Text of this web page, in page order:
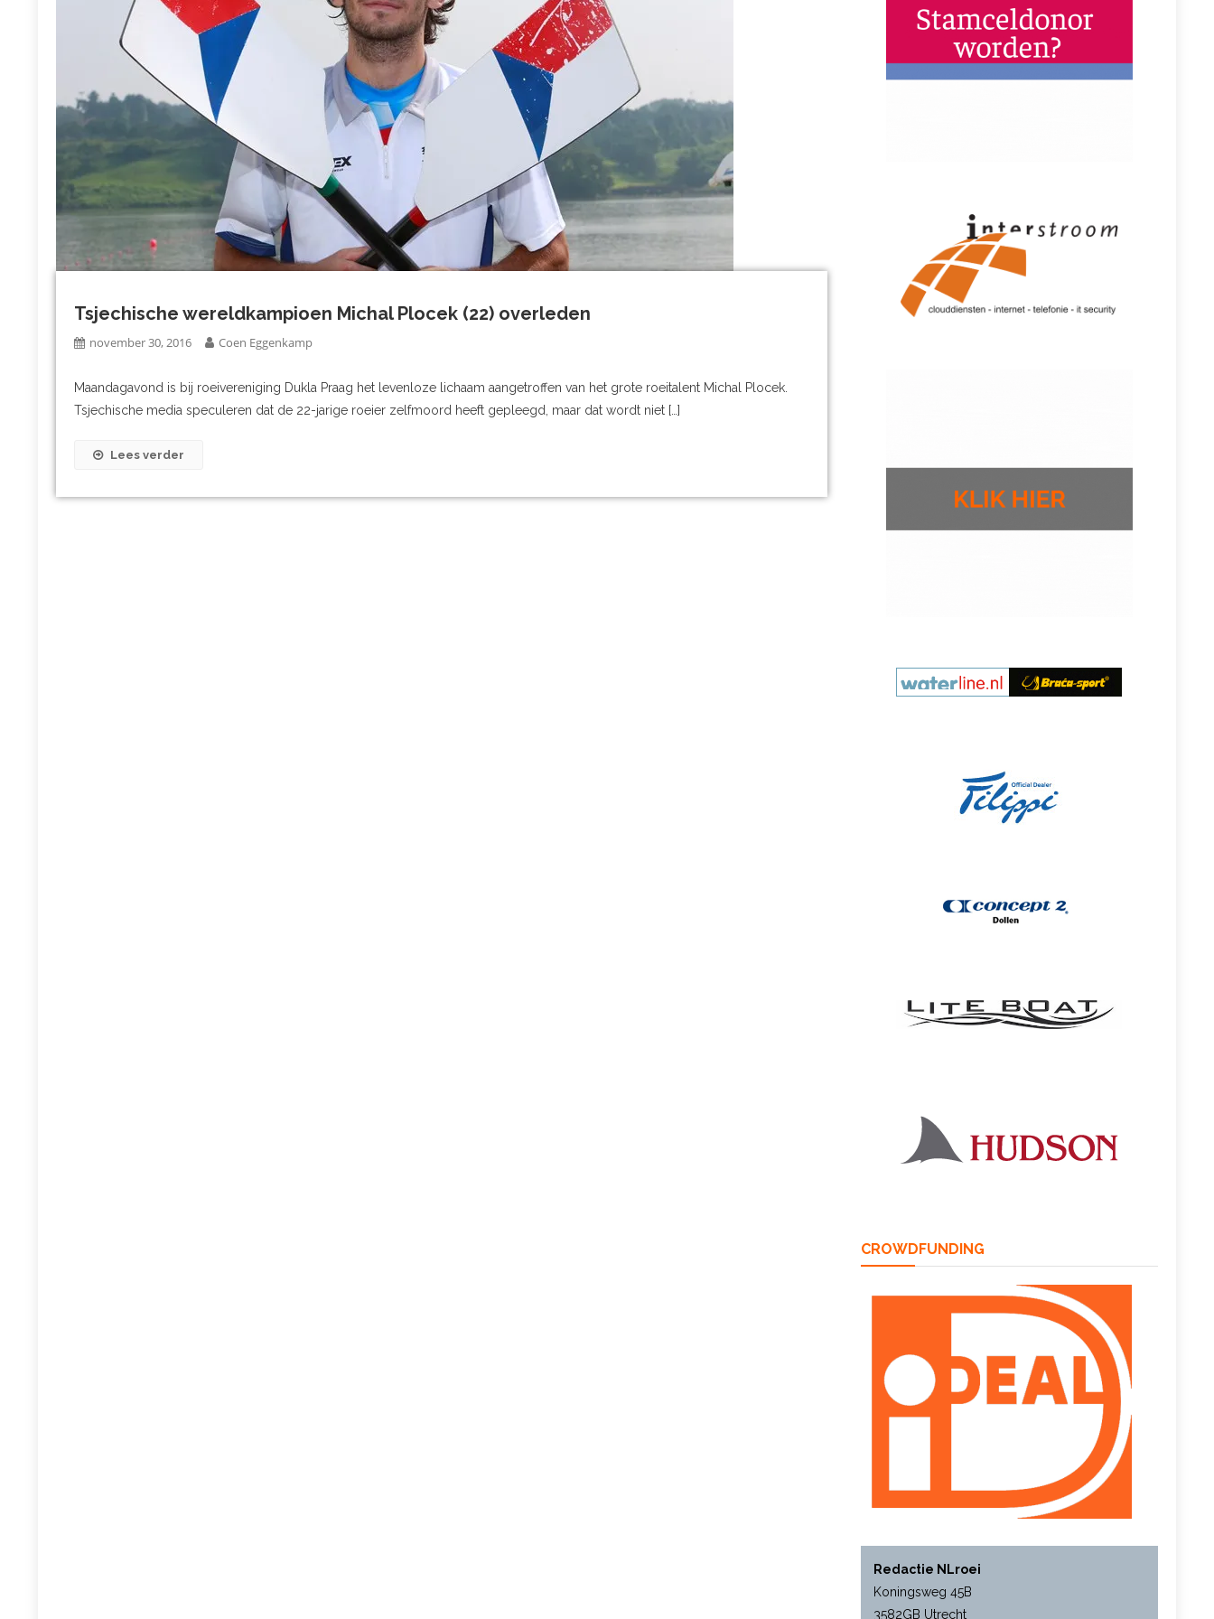
Tsjechische wereldkampioen Michal Plocek (22) overleden
november 30, 2016 Coen Eggenkamp
Maandagavond is bij roeivereniging Dukla Praag het levenloze lichaam aangetroffen van het grote roeitalent Michal Plocek.
Tsjechische media speculeren dat de 22-jarige roeier zelfmoord heeft gepleegd, maar dat wordt niet […]
Lees verder
CROWDFUNDING
Redactie NLroei
Koningsweg 45B
3582GB Utrecht